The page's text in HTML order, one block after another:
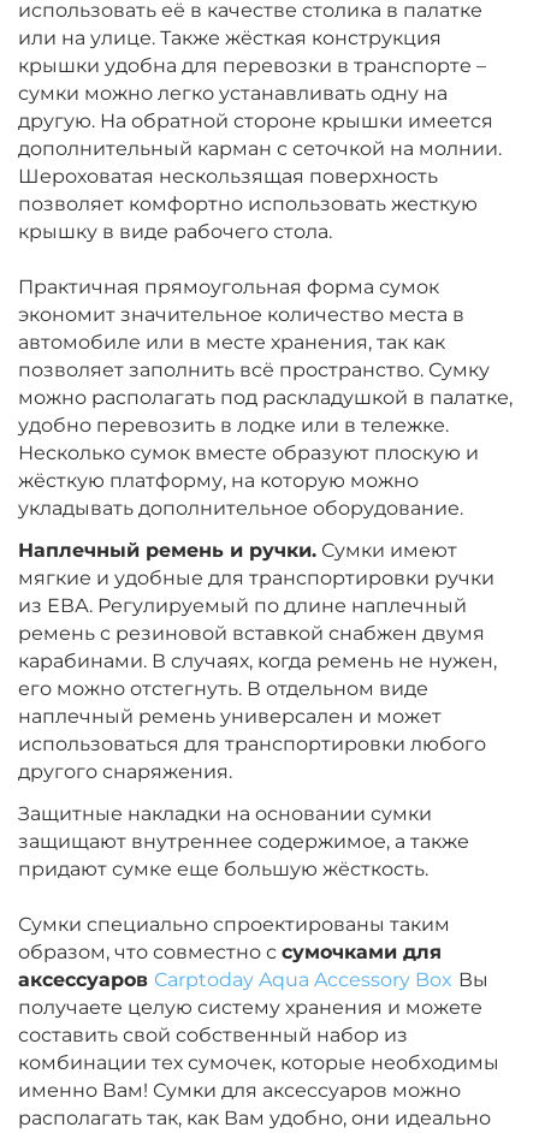
использовать её в качестве столика в палатке
или на улице. Также жёсткая конструкция
крышки удобна для перевозки в транспорте –
сумки можно легко устанавливать одну на
другую. На обратной стороне крышки имеется
дополнительный карман с сеточкой на молнии.
Шероховатая нескользящая поверхность
позволяет комфортно использовать жесткую
крышку в виде рабочего стола.
Практичная прямоугольная форма сумок
экономит значительное количество места в
автомобиле или в месте хранения, так как
позволяет заполнить всё пространство. Сумку
можно располагать под раскладушкой в палатке,
удобно перевозить в лодке или в тележке.
Несколько сумок вместе образуют плоскую и
жёсткую платформу, на которую можно
укладывать дополнительное оборудование.
Наплечный ремень и ручки. Сумки имеют
мягкие и удобные для транспортировки ручки
из ЕВА. Регулируемый по длине наплечный
ремень с резиновой вставкой снабжен двумя
карабинами. В случаях, когда ремень не нужен,
его можно отстегнуть. В отдельном виде
наплечный ремень универсален и может
использоваться для транспортировки любого
другого снаряжения.
Защитные накладки на основании сумки
защищают внутреннее содержимое, а также
придают сумке еще большую жёсткость.
Сумки специально спроектированы таким
образом, что совместно с сумочками для
аксессуаров Carptoday Aqua Accessory Box Вы
получаете целую систему хранения и можете
составить свой собственный набор из
комбинации тех сумочек, которые необходимы
именно Вам! Сумки для аксессуаров можно
располагать так, как Вам удобно, они идеально